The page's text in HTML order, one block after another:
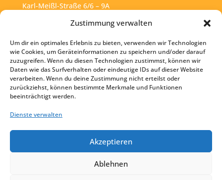
Zustimmung verwalten
Um dir ein optimales Erlebnis zu bieten, verwenden wir Technologien
wie Cookies, um Geräteinformationen zu speichern und/oder darauf
zuzugreifen. Wenn du diesen Technologien zustimmst, können wir
Daten wie das Surfverhalten oder eindeutige IDs auf dieser Website
verarbeiten. Wenn du deine Zustimmung nicht erteilst oder
zurückziehst, können bestimmte Merkmale und Funktionen
beeinträchtigt werden.
Dienste verwalten
Akzeptieren
Ablehnen
Karl-Meißl-Straße 6/6 – 9A
Tel:+43 1 925 77 46
Mail: office@fit4int.at
Startseite
Kontakt
Impressum